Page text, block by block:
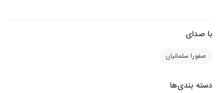
با صدای
صفورا سلمانیان
دسته بندی‌ها